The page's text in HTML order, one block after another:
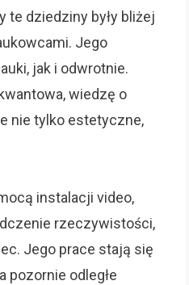
te dziedziny były bliżej
Jego
jak i odwrotnie.
wiedzę o
nie tylko estetyczne,
instalacji video,
rzeczywistości,
Jego prace stają się
pozornie odległe